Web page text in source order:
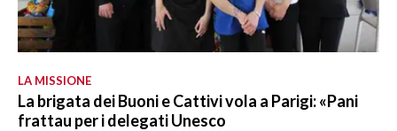
LA MISSIONE
La brigata dei Buoni e Cattivi vola a Parigi: «Pani
frattau per i delegati Unesco